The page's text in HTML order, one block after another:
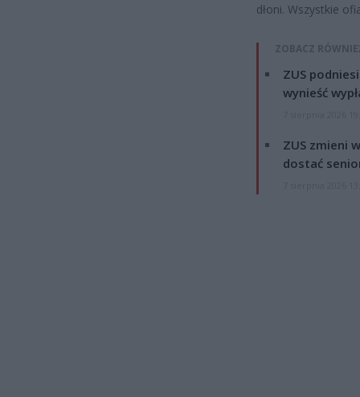
dłoni. Wszystkie
ZOBACZ
ZUS
wynieść
ZUS zmieni
dostać